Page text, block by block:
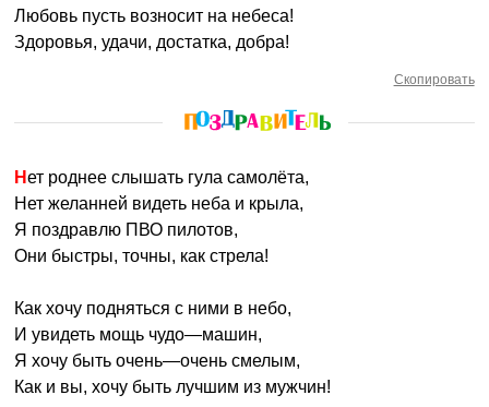
Любовь пусть возносит на небеса!
Здоровья, удачи, достатка, добра!
Скопировать
Нет роднее слышать гула самолёта,
Нет желанней видеть неба и крыла,
Я поздравлю ПВО пилотов,
Они быстры, точны, как стрела!
Как хочу подняться с ними в небо,
И увидеть мощь чудо—машин,
Я хочу быть очень—очень смелым,
Как и вы, хочу быть лучшим из мужчин!